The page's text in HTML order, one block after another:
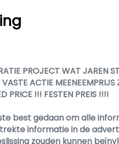
PROJECT WAT JAREN
VASTE ACTIE
PRICE !!! FESTEN PREIS !!!!
best gedaan om alle
informatie in de
zouden kunnen